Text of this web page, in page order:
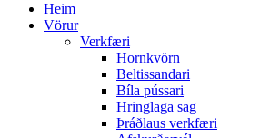
Heim
Vörur
Verkfæri
Hornkvörn
Beltissandari
Bíla pússari
Hringlaga sag
Þráðlaus verkfæri